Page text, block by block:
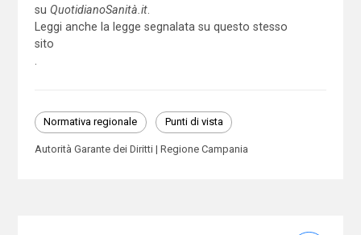
su QuotidianoSanità.it.
Leggi anche la legge segnalata su questo stesso
sito
Normativa regionale Punti di vista
Autorità Garante dei Diritti Regione Campania